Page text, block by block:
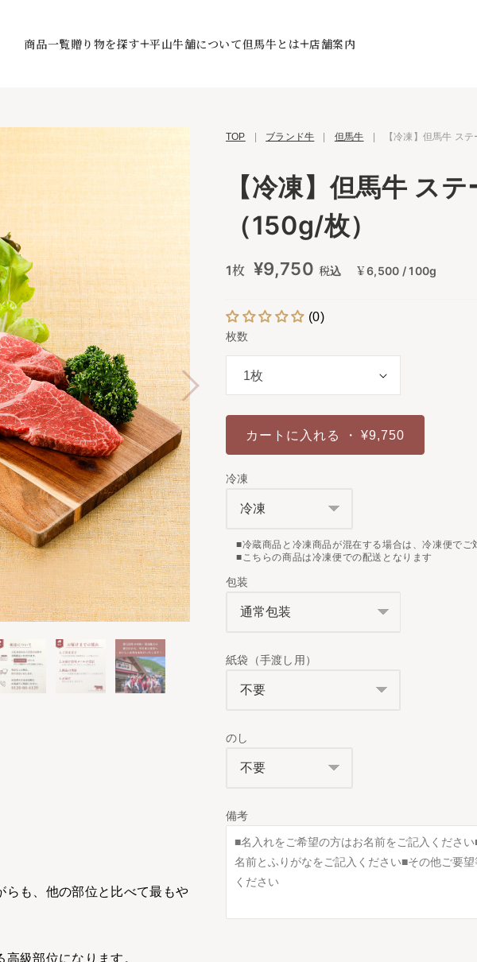
商品一覧贈り物を探す 平山牛舗について但馬牛とは 店舗案内
らも、他の部位と比べて最もや
級部位になります。
TOP ブランド牛 但馬牛 【冷凍】但馬牛 ス
【冷凍】但馬牛 ス
（150g/枚）
1枚 ¥9,750 税込 ￥6,500 / 100g
(0)
枚数
カートに入れる ・ ¥9,750
冷凍
■冷蔵商品と冷凍商品が混在する場合は、冷凍便でご
■こちらの商品は冷凍便での配送となります
包装
紙袋（手渡し用）
のし
備考